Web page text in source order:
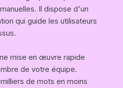
Il dispose d'un
qui guide les utilisateurs
mise en œuvre rapide
de votre équipe.
de mots en moins